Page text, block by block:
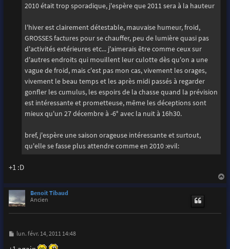
2010 était trop sporadique, j'espère que 2011 sera à la hauteur
l'hiver est clairement détestable, mauvaise humeur, froid,
GROSSES factures pour se chauffer, peu de lumière quasi pas
d'activités extérieures etc... j'aimerais être comme ceux sur
d'autres endroits qui mouillent leur culotte dès qu'on a une
vague de froid, mais c'est pas mon cas, vivement les orages,
vivement le beau temps et les après midi passés à regarder
gonfler les cumulus, les espoirs de la chasse quand la prévision
est intéressante et prometteuse, même les déceptions sont
mieux qu'un 27 décembre à -6° avec la nuit à 16h30.
bref, j'espère une saison orageuse intéressante et surtout,
qu'elle se fasse plus attendre comme en 2010 :evil:
+1 :D
Benoit Tibaud
Ancien
M
s
lun. févr. 14, 2011 14:48